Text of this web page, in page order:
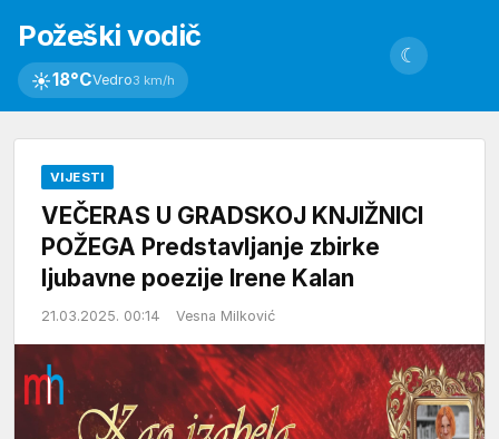
Požeški vodič
☀18°CVedro3 km/h
☾
VIJESTI
VEČERAS U GRADSKOJ KNJIŽNICI
POŽEGA Predstavljanje zbirke
ljubavne poezije Irene Kalan
21.03.2025. 00:14 Vesna Milković